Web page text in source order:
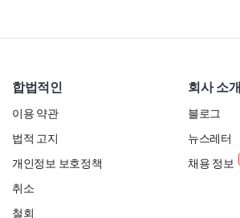
합법적인
이용 약관
법적 고지
개인정보 보호정책
취소
철회
회사 소개
블로그
뉴스레터
채용 정보